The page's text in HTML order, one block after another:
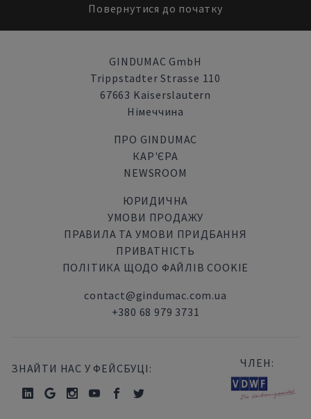
Повернутися до початку
GINDUMAC GmbH
Trippstadter Strasse 110
67663 Kaiserslautern
Німеччина
ПРО GINDUMAC
КАР'ЄРА
NEWSROOM
ЮРИДИЧНА
УМОВИ ПРОДАЖУ
ПРАВИЛА ТА УМОВИ ПРИДБАННЯ
ПРИВАТНІСТЬ
ПОЛІТИКА ЩОДО ФАЙЛІВ COOKIE
contact@gindumac.com.ua
+380 68 979 3731
ЗНАЙТИ НАС У ФЕЙСБУЦІ: ЧЛЕН: